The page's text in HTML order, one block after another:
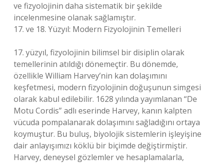
ve fizyolojinin daha sistematik bir şekilde
incelenmesine olanak sağlamıştır.
17. ve 18. Yüzyıl: Modern Fizyolojinin Temelleri
17. yüzyıl, fizyolojinin bilimsel bir disiplin olarak
temellerinin atıldığı dönemeçtir. Bu dönemde,
özellikle William Harvey’nin kan dolaşımını
keşfetmesi, modern fizyolojinin doğuşunun simgesi
olarak kabul edilebilir. 1628 yılında yayımlanan “De
Motu Cordis” adlı eserinde Harvey, kanın kalpten
vücuda pompalanarak dolaşımını sağladığını ortaya
koymuştur. Bu buluş, biyolojik sistemlerin işleyişine
dair anlayışımızı köklü bir biçimde değiştirmiştir.
Harvey, deneysel gözlemler ve hesaplamalarla,